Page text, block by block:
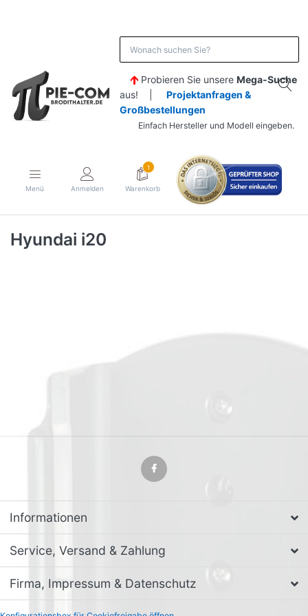
Probieren Sie unsere Mega-Suche
aus! | Projektanfragen &
Großbestellungen
Einfach Hersteller und Modell eingeben.
Menü Anmelden
1
Warenkorb
Hyundai i20
Informationen
Service, Versand & Zahlung
Firma, Impressum & Datenschutz